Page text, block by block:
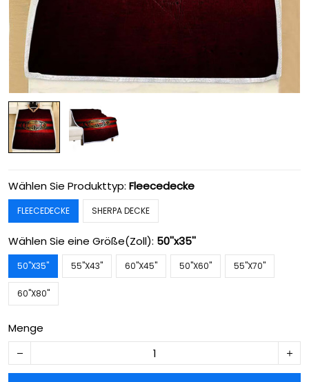
Wählen Sie Produkttyp: Fleecedecke
FLEECEDECKE SHERPA DECKE
Wählen Sie eine Größe(Zoll): 50''x35''
50''X35'' 55''X43'' 60''X45'' 50''X60'' 55''X70''
60''X80''
Menge